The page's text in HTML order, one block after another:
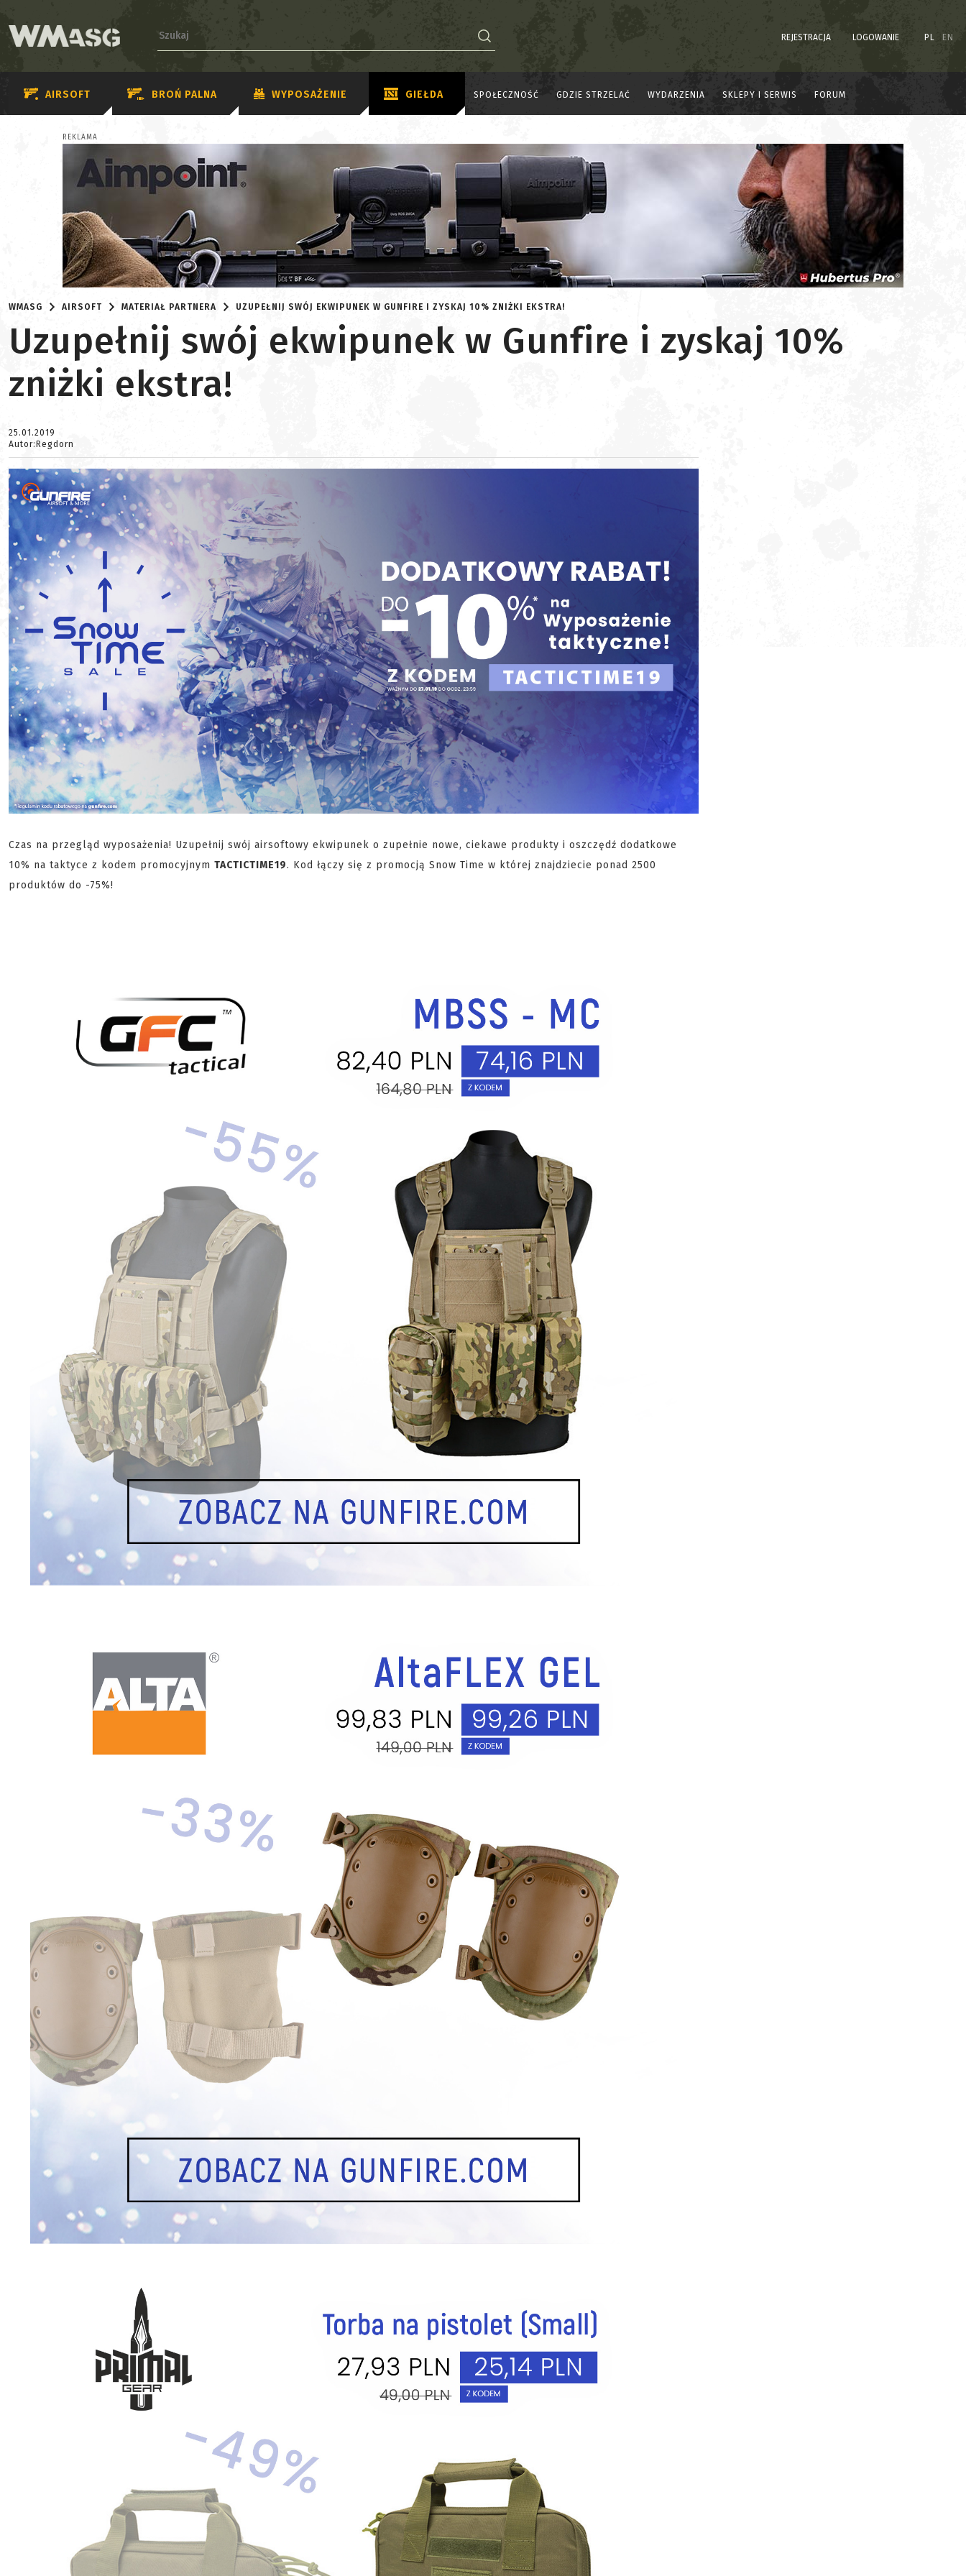
REJESTRACJA LOGOWANIE PL EN
AIRSOFT BROŃ PALNA WYPOSAŻENIE GIEŁDA SPOŁECZNOŚĆ GDZIE STRZELAĆ WYDARZENIA SKLEPY I SERWIS FORUM
REKLAMA
WMASG AIRSOFT MATERIAŁ PARTNERA UZUPEŁNIJ SWÓJ EKWIPUNEK W GUNFIRE I ZYSKAJ 10% ZNIŻKI EKSTRA!
Uzupełnij swój ekwipunek w Gunfire i zyskaj 10%
zniżki ekstra!
25.01.2019
Autor:Regdorn
Czas na przegląd wyposażenia! Uzupełnij swój airsoftowy ekwipunek o zupełnie nowe, ciekawe produkty i oszczędź dodatkowe
10% na taktyce z kodem promocyjnym TACTICTIME19. Kod łączy się z promocją Snow Time w której znajdziecie ponad 2500
produktów do -75%!